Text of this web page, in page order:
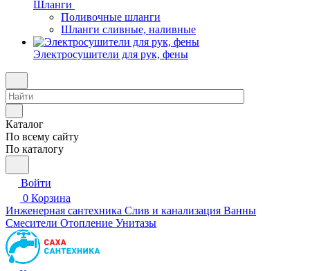
Шланги
Поливочные шланги
Шланги сливные, наливные
Электросушители для рук, фены
Каталог
По всему сайту
По каталогу
Войти
0 Корзина
Инженерная сантехника Слив и канализация Ванны
Смесители Отопление Унитазы